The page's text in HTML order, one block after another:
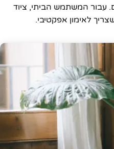
עבור המשתמש הביתי, ציוד
לאימון אפקטיבי.